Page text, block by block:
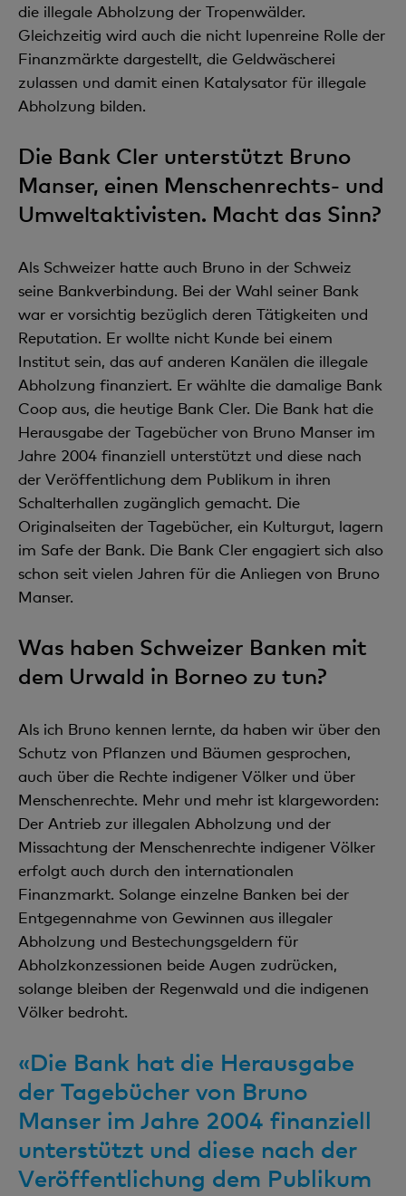
die illegale Abholzung der Tropenwälder.
Gleichzeitig wird auch die nicht lupenreine Rolle der
Finanzmärkte dargestellt, die Geldwäscherei
zulassen und damit einen Katalysator für illegale
Abholzung bilden.
Die Bank Cler unterstützt Bruno
Manser, einen Menschenrechts- und
Umweltaktivisten. Macht das Sinn?
Als Schweizer hatte auch Bruno in der Schweiz
seine Bankverbindung. Bei der Wahl seiner Bank
war er vorsichtig bezüglich deren Tätigkeiten und
Reputation. Er wollte nicht Kunde bei einem
Institut sein, das auf anderen Kanälen die illegale
Abholzung finanziert. Er wählte die damalige Bank
Coop aus, die heutige Bank Cler. Die Bank hat die
Herausgabe der Tagebücher von Bruno Manser im
Jahre 2004 finanziell unterstützt und diese nach
der Veröffentlichung dem Publikum in ihren
Schalterhallen zugänglich gemacht. Die
Originalseiten der Tagebücher, ein Kulturgut, lagern
im Safe der Bank. Die Bank Cler engagiert sich also
schon seit vielen Jahren für die Anliegen von Bruno
Manser.
Was haben Schweizer Banken mit
dem Urwald in Borneo zu tun?
Als ich Bruno kennen lernte, da haben wir über den
Schutz von Pflanzen und Bäumen gesprochen,
auch über die Rechte indigener Völker und über
Menschenrechte. Mehr und mehr ist klargeworden:
Der Antrieb zur illegalen Abholzung und der
Missachtung der Menschenrechte indigener Völker
erfolgt auch durch den internationalen
Finanzmarkt. Solange einzelne Banken bei der
Entgegennahme von Gewinnen aus illegaler
Abholzung und Bestechungsgeldern für
Abholzkonzessionen beide Augen zudrücken,
solange bleiben der Regenwald und die indigenen
Völker bedroht.
«Die Bank hat die Herausgabe
der Tagebücher von Bruno
Manser im Jahre 2004 finanziell
unterstützt und diese nach der
Veröffentlichung dem Publikum